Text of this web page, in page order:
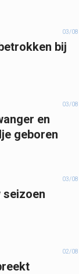
03/08
bij
03/08
en
geboren
03/08
seizoen
02/08